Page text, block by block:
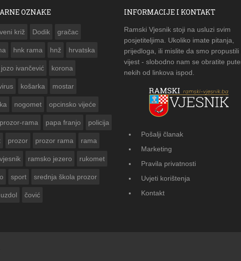
ZA
OZNAKE
križ Dodik gračac
hnk rama hnž hrvatska
jozo ivančević korona
košarka mostar
nogomet opcinsko vijeće
rama papa franjo policija
prozor prozor rama rama
ramsko jezero rukomet
sport srednja škola prozor
uzdol čović
INFORMACIJE I KONTAKT
Ramski Vjesnik stoji na usluzi svim
posjetiteljima. Ukoliko imate pitanja,
prijedloga, ili mislite da smo propustili
vijest - slobodno nam se obratite
nekih od linkova ispod.
Pošalji članak
Marketing
Pravila privatnosti
Uvjeti korištenja
Kontakt